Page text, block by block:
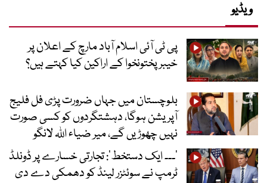
ویڈیو
پی ٹی آئی اسلام آباد مارچ کے اعلان پر
خیبر پختونخوا کے اراکین کیا کہتے ہیں؟
بلوچستان میں جہاں ضرورت پڑی فل فلیج
آپریشن ہوگا، دہشتگردوں کو کسی صورت
نہیں چھوڑیں گے، میر ضیاء اللہ لانگو
’۔۔۔ ایک دستخط‘: تجارتی خسارے پر ڈونلڈ
ٹرمپ نے سوئٹزر لینڈ کو دھمکی دے دی